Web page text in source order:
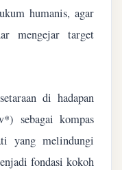
humanis, agar
mengejar target
di hadapan
sebagai kompas
yang melindungi
fondasi kokoh